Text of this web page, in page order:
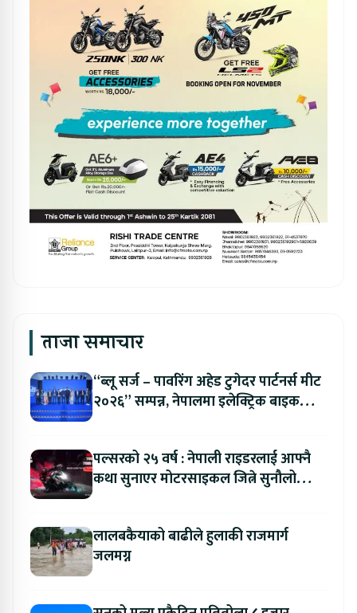
ताजा समाचार
“ब्लू सर्ज – पावरिंग अहेड टुगेदर पार्टनर्स मीट
२०२६” सम्पन्न, नेपालमा इलेक्ट्रिक बाइक
पल्सरको २५ वर्ष : नेपाली राइडरलाई आफ्नै
कथा सुनाएर मोटरसाइकल जित्ने सुनौलो
लालबकैयाको बाढीले हुलाकी राजमार्ग
जलमग्न